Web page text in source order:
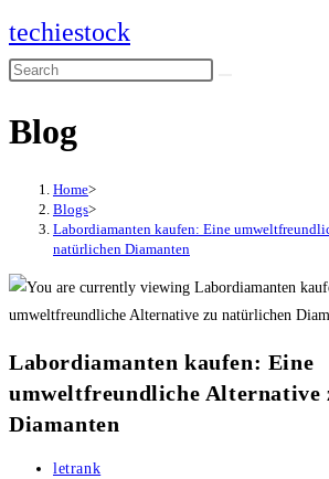
Skip
to
content
techiestock
Search
website
Blog
Home>
Blogs>
Labordiamanten kaufen: Eine
natürlichen Diamanten
Labordiamanten kaufen: Eine
umweltfreundliche Alternative
Diamanten
Post
letrank